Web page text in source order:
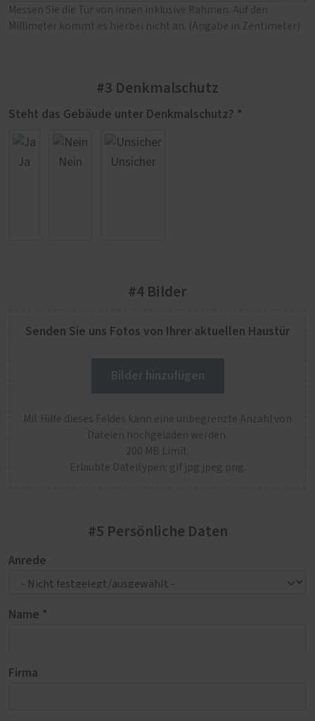
Messen Sie die Tür von innen inklusive Rahmen. Auf den
Millimeter kommt es hierbei nicht an. (Angabe in Zentimeter)
#3 Denkmalschutz
Steht das Gebäude unter Denkmalschutz? *
Ja Nein Unsicher
#4 Bilder
Senden Sie uns Fotos von Ihrer aktuellen Haustür
Mit Hilfe dieses Feldes kann eine unbegrenzte Anzahl von
Dateien hochgeladen werden.
200 MB Limit.
Erlaubte Dateitypen: gif jpg jpeg png.
#5 Persönliche Daten
Anrede
Name *
Firma